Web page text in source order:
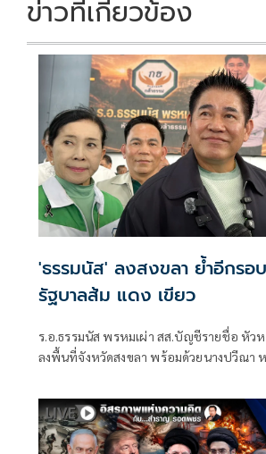
ข่าวที่เกี่ยวข้อง
'ธรรมนัส' ลงสงขลา ย้ำอีกรอ
รัฐบาลส้ม แดง เขียว
ร.อ.ธรรมนัส พรหมเผ่า สส.บัญชีรายชื่อ หัว
ลงพื้นที่จังหวัดสงขลา พร้อมด้วยนางปวีณา ห
ณ ที่ทำการนายเดชอิศม์ โดยมีการประชุมห
ทำงานและขับเคลื่อนนโยบายในพื้นที่ ก่อนเดิ
จังหวัดพัทลุง